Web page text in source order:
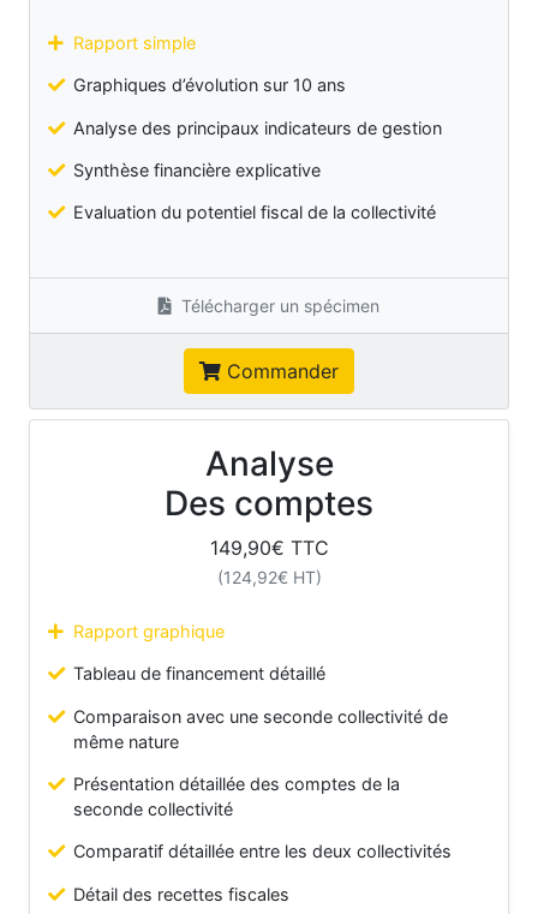
Rapport simple
Graphiques d’évolution sur 10 ans
Analyse des principaux indicateurs de gestion
Synthèse financière explicative
Evaluation du potentiel fiscal de la collectivité
Télécharger un spécimen
Commander
Analyse
Des comptes
149,90€ TTC
(124,92€ HT)
Rapport graphique
Tableau de financement détaillé
Comparaison avec une seconde collectivité de
même nature
Présentation détaillée des comptes de la
seconde collectivité
Comparatif détaillée entre les deux collectivités
Détail des recettes fiscales